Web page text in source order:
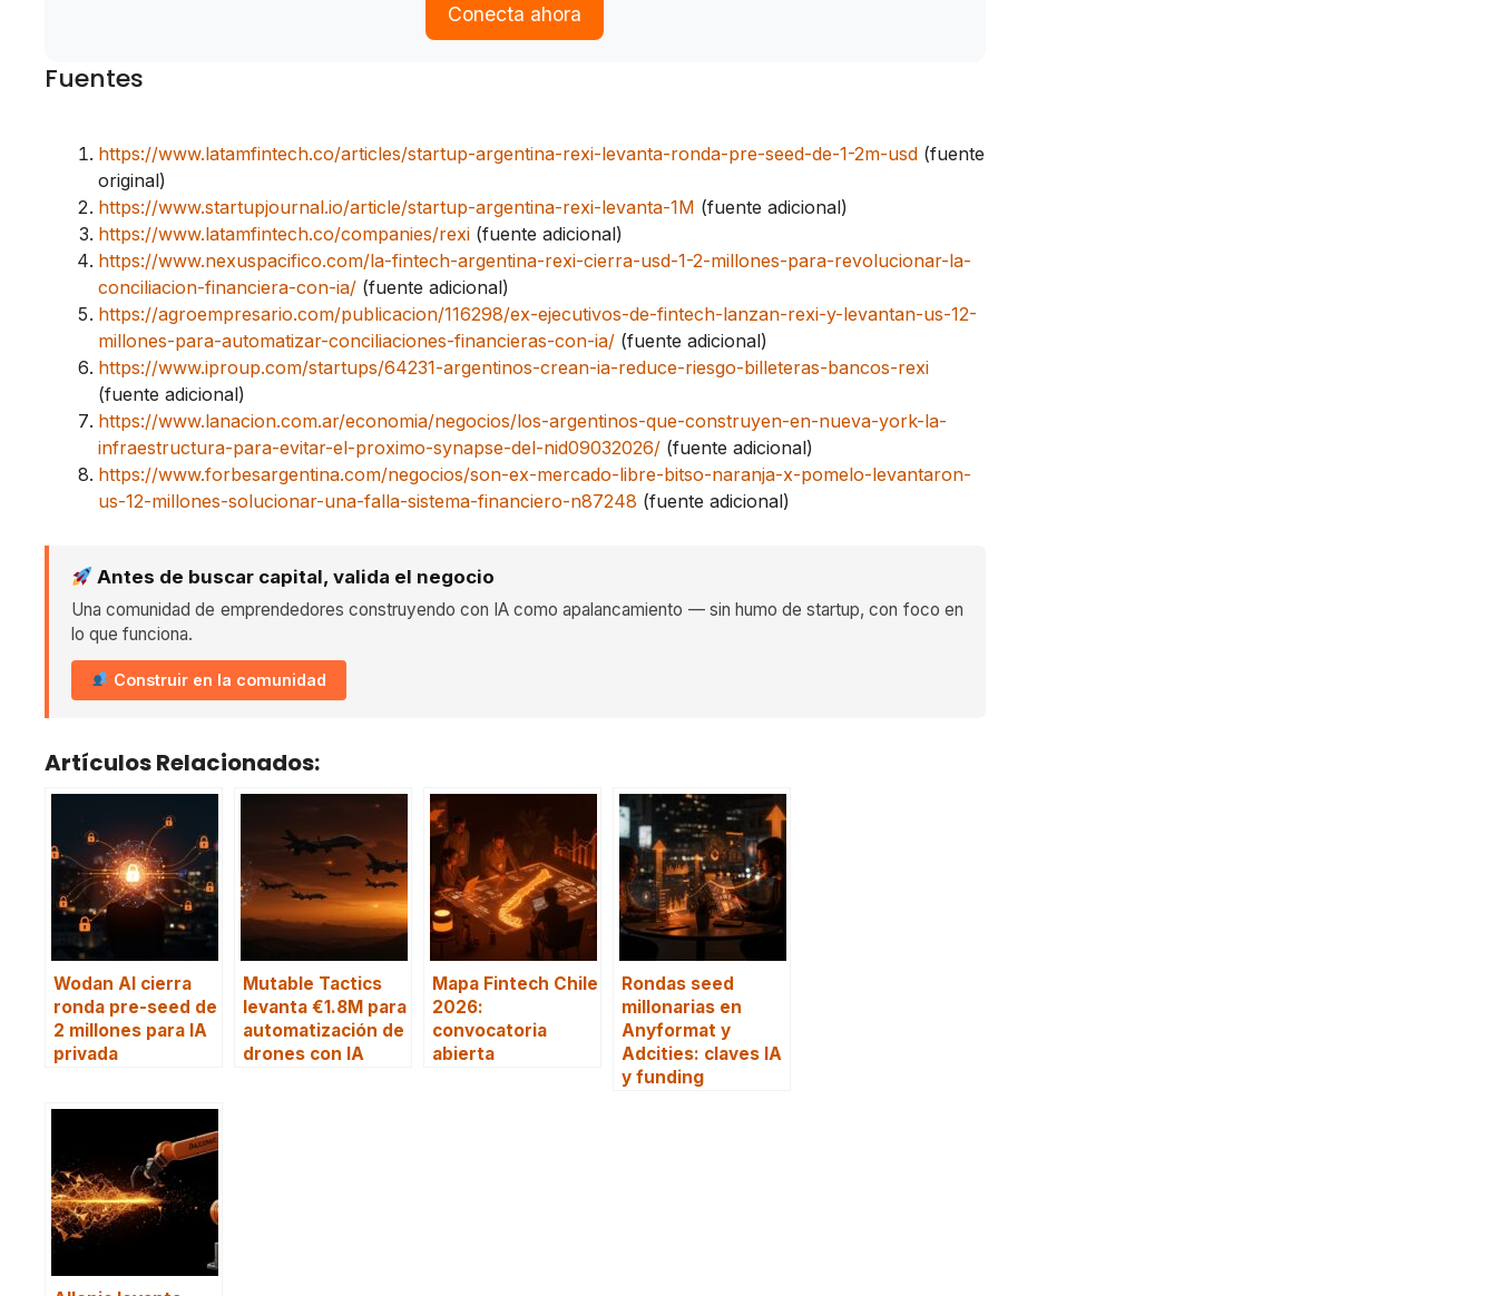
Conecta ahora
Fuentes
https://www.latamfintech.co/articles/startup-argentina-rexi-levanta-ronda-pre-seed-de-1-2m-usd (fuente
original)
https://www.startupjournal.io/article/startup-argentina-rexi-levanta-1M (fuente adicional)
https://www.latamfintech.co/companies/rexi (fuente adicional)
https://www.nexuspacifico.com/la-fintech-argentina-rexi-cierra-usd-1-2-millones-para-revolucionar-la-
conciliacion-financiera-con-ia/ (fuente adicional)
https://agroempresario.com/publicacion/116298/ex-ejecutivos-de-fintech-lanzan-rexi-y-levantan-us-12-
millones-para-automatizar-conciliaciones-financieras-con-ia/ (fuente adicional)
https://www.iproup.com/startups/64231-argentinos-crean-ia-reduce-riesgo-billeteras-bancos-rexi
(fuente adicional)
https://www.lanacion.com.ar/economia/negocios/los-argentinos-que-construyen-en-nueva-york-la-
infraestructura-para-evitar-el-proximo-synapse-del-nid09032026/ (fuente adicional)
https://www.forbesargentina.com/negocios/son-ex-mercado-libre-bitso-naranja-x-pomelo-levantaron-
us-12-millones-solucionar-una-falla-sistema-financiero-n87248 (fuente adicional)
Antes de buscar capital, valida el negocio
Una comunidad de emprendedores construyendo con IA como apalancamiento — sin humo de startup, con foco en
lo que funciona.
Construir en la comunidad
Artículos Relacionados:
Wodan AI cierra
ronda pre-seed de
2 millones para IA
privada
Mutable Tactics
levanta €1.8M para
automatización de
drones con IA
Mapa Fintech Chile
2026:
convocatoria
abierta
Rondas seed
millonarias en
Anyformat y
Adcities: claves IA
y funding